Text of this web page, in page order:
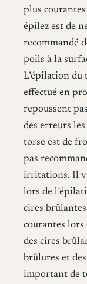
plus
épilez est de
recommandé
poils à la
L’épilation du
effectué en
repoussent
des erreurs
torse est de
pas
irritations. Il
lors de
cires brûlantes
courantes lors
des cires
brûlures et
important de